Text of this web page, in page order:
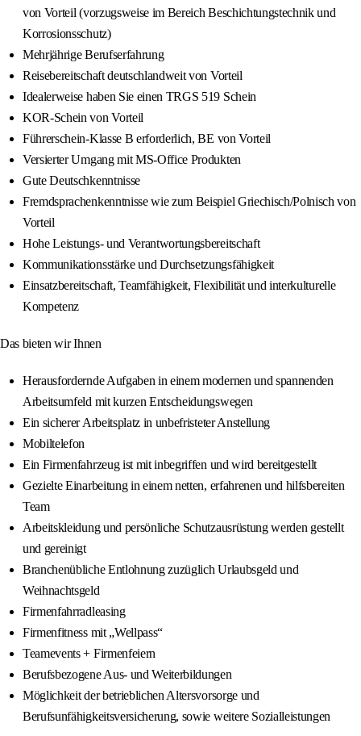
von Vorteil (vorzugsweise im Bereich Beschichtungstechnik und
Korrosionsschutz)
Mehrjährige Berufserfahrung
Reisebereitschaft deutschlandweit von Vorteil
Idealerweise haben Sie einen TRGS 519 Schein
KOR-Schein von Vorteil
Führerschein-Klasse B erforderlich, BE von Vorteil
Versierter Umgang mit MS-Office Produkten
Gute Deutschkenntnisse
Fremdsprachenkenntnisse wie zum Beispiel Griechisch/Polnisch von
Vorteil
Hohe Leistungs- und Verantwortungsbereitschaft
Kommunikationsstärke und Durchsetzungsfähigkeit
Einsatzbereitschaft, Teamfähigkeit, Flexibilität und interkulturelle
Kompetenz
Das bieten wir Ihnen
Herausfordernde Aufgaben in einem modernen und spannenden
Arbeitsumfeld mit kurzen Entscheidungswegen
Ein sicherer Arbeitsplatz in unbefristeter Anstellung
Mobiltelefon
Ein Firmenfahrzeug ist mit inbegriffen und wird bereitgestellt
Gezielte Einarbeitung in einem netten, erfahrenen und hilfsbereiten
Team
Arbeitskleidung und persönliche Schutzausrüstung werden gestellt
und gereinigt
Branchenübliche Entlohnung zuzüglich Urlaubsgeld und
Weihnachtsgeld
Firmenfahrradleasing
Firmenfitness mit „Wellpass“
Teamevents + Firmenfeiern
Berufsbezogene Aus- und Weiterbildungen
Möglichkeit der betrieblichen Altersvorsorge und
Berufsunfähigkeitsversicherung, sowie weitere Sozialleistungen